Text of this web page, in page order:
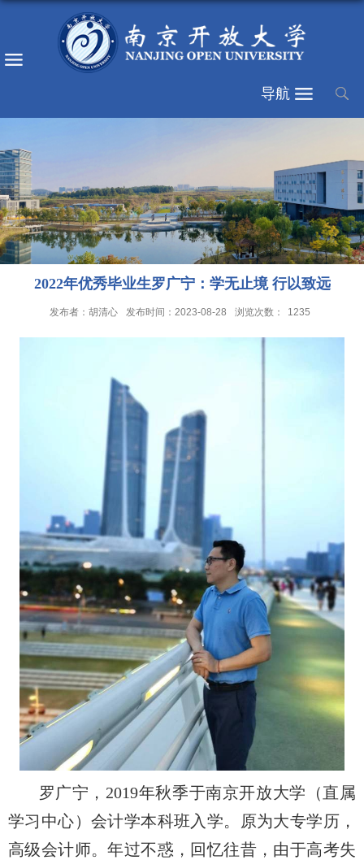
导航
2022年优秀毕业生罗广宁：学无止境 行以致远
发布者：胡清心 发布时间：2023-08-28 浏览次数： 1235
罗广宁， 2019年秋季于南京开放大学（直属
学习中心）会计学本科班入学。原为大专学历，
高级会计师。年过不惑，回忆往昔，由于高考失